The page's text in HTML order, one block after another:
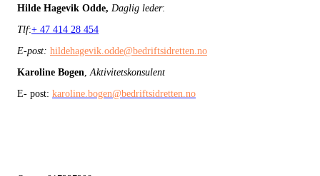
Hilde Hagevik Odde, Daglig leder:
Tlf:+ 47 414 28 454
E-post: hildehagevik.odde@bedriftsidretten.no
Karoline Bogen Aktivitetskonsulent
E- post: karoline.bogen@bedriftsidretten.no